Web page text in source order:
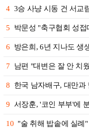
4 3승 사냥 시동 건 서교
5 박문성 "축구협회 성
6 방은희, 6년 지나도
7 남편 "대변은 잘 안
8 한국 남자배구, 대만
9 서장훈, '코인 부부'에
10 "술 취해 밥솥에 실